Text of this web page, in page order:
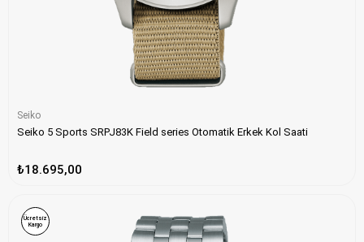
Seiko
Seiko 5 Sports SRPJ83K Field series Otomatik Erkek Kol Saati
₺18.695,00
Ücretsiz
Kargo